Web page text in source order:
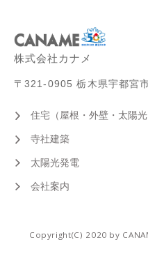
株式会社カナメ
〒321-0905 栃木県宇都宮
住宅（屋根・外壁・太陽
寺社建築
太陽光発電
会社案内
Copyright(C) 2020 by